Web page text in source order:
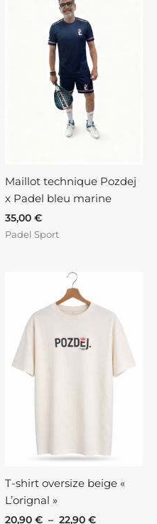
Maillot technique Pozdej
x Padel bleu marine
35,00 €
Padel Sport
T-shirt oversize beige «
L’orignal »
20,90 € – 22,90 €
20,90 €